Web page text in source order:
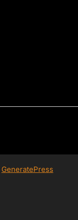
GeneratePress